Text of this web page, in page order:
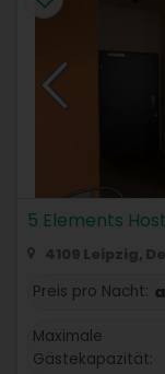
5 Elements
4109 Leipzig,
Preis pro Nacht:
Maximale
Gästekapazität: